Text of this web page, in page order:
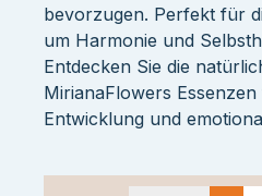
bevorzugen. Perfekt für
um Harmonie und
Entdecken Sie die
MirianaFlowers
Entwicklung und